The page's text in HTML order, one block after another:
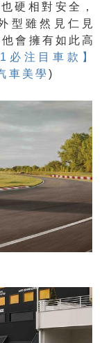
硬相對安全，
型雖然見仁見
會擁有如此高
必注目車款】
車美學 )